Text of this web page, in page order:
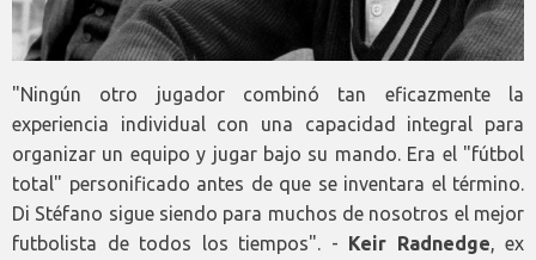
"Ningún otro jugador combinó tan eficazmente la
experiencia individual con una capacidad integral para
organizar un equipo y jugar bajo su mando. Era el "fútbol
total" personificado antes de que se inventara el término.
Di Stéfano sigue siendo para muchos de nosotros el mejor
futbolista de todos los tiempos". - Keir Radnedge, ex